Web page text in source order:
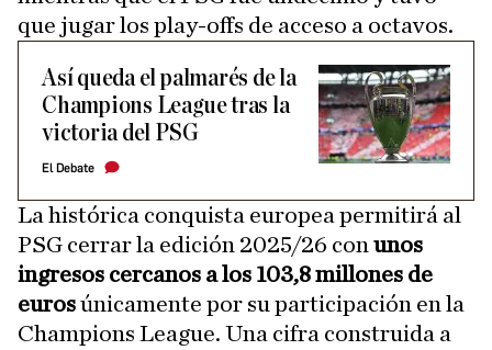
que jugar los play-offs de acceso a octavos.
Así queda el palmarés de la
Champions League tras la
victoria del PSG
El Debate
La histórica conquista europea permitirá al
PSG cerrar la edición 2025/26 con unos
ingresos cercanos a los 103,8 millones de
eurosúnicamente por su participación en la
Champions League. Una cifra construida a